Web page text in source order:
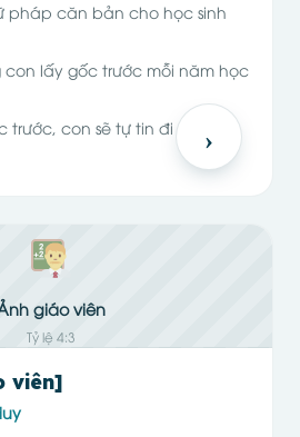
pháp căn bản cho học sinh
lấy gốc trước mỗi năm học
trước, con sẽ tự tin đi xa."
giáo viên
Tỷ lệ 4:3
viên]
›